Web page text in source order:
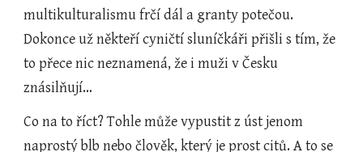
multikulturalismu frčí dál a granty potečou.
Dokonce už někteří cyničtí sluníčkáři přišli s tím, že
to přece nic neznamená, že i muži v Česku
znásilňují…
Co na to říct? Tohle může vypustit z úst jenom
naprostý blb nebo člověk, který je prost citů. A to se